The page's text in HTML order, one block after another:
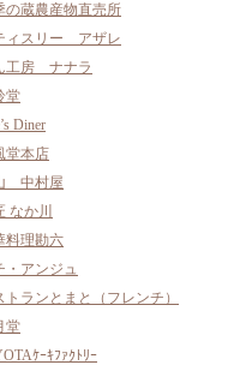
の蔵農産物直売所
ィスリー アザレ
工房 ナナラ
堂
Diner
堂本店
中村屋
なか川
料理勘六
・アンジュ
トランとまと（フレンチ）
堂
ｹｰｷﾌｧｸﾄﾘｰ